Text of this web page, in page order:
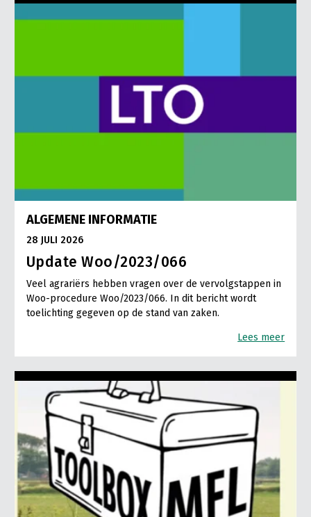
ALGEMENE INFORMATIE
28 JULI 2026
Update Woo/2023/066
Veel agrariërs hebben vragen over de vervolgstappen in
Woo-procedure Woo/2023/066. In dit bericht wordt
toelichting gegeven op de stand van zaken.
Lees meer